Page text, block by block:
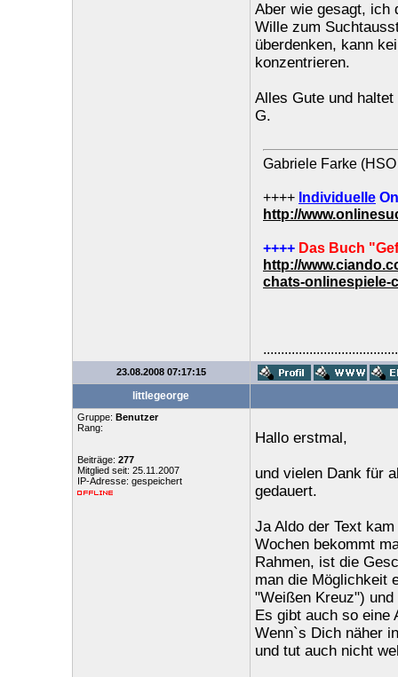
Aber wie gesagt, ich
Wille zum
überdenken, kann
konzentrieren.
Alles Gute und haltet
G.
Gabriele Farke (HSO
++++ Individuelle
http://
++++ Das Buch
http://
chats-onlinespiele-
23.08.2008 07:17:15
littlegeorge
Gruppe: Benutzer
Rang:
Beiträge: 277
Mitglied seit: 25.11.2007
IP-Adresse: gespeichert
Hallo erstmal,
und vielen Dank für
gedauert.
Ja Aldo der Text
Wochen bekommt
Rahmen, ist die
man die Möglichkeit
"Weißen Kreuz")
Es gibt auch so eine
Wenn`s Dich näher
und tut auch nicht